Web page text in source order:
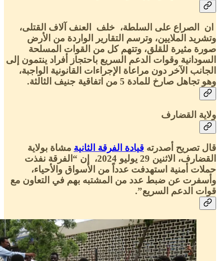
ان الصراع على السلطة، خلف العنف آلاف القتلى،
وتشريد الملايين، وترسم التقارير الواردة من الأرض
صورة مثيرة للقلق، وتتهم كل من القوات المسلحة
السودانية وقوات الدعم السريع باحتجاز أفراد ينتمون إلى
الجانب الآخر دون مراعاة الإجراءات القانونية الواجبة،
وهو تجاهل صارخ للمادة 5 من اتفاقية جنيف الثالثة.
ولاية القضارف
قال تصريح أصدرته قيادة الفرقة الثانية مشاة بولاية
القضارف، الاثنين 29 يوليو 2024، إن “الفرقة نفذت
حملات أمنية استهدفت عدداً من الأسواق والأحياء،
وأسفرت عن ضبط عدد من المشتبه بهم في التعاون مع
قوات الدعم السريع”.